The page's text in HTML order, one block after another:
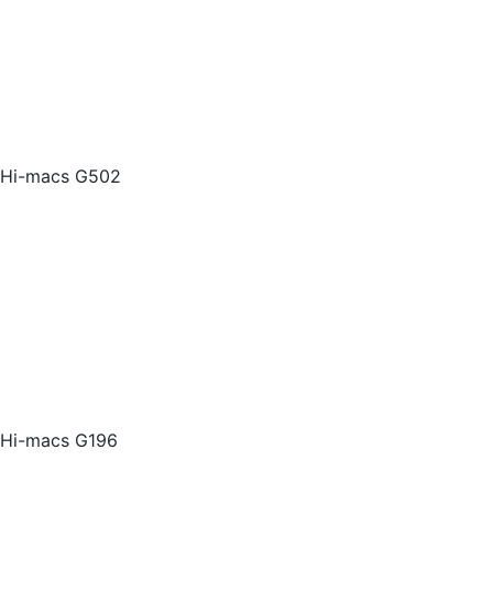
Hi-macs G502
Hi-macs G196